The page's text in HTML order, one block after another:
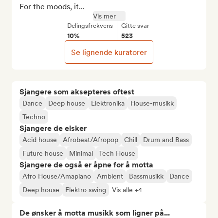
Sjangere som aksepteres oftest
Dance Deep house Elektronika
House-musikk
Techno
Sjangere de elsker
Acid house Afrobeat/Afropop Chill
Drum and Bass
Future house
Minimal Tech House
Sjangere de også er åpne for å motta
Afro House/Amapiano Ambient Bassmusikk
Dance
Deep house
Elektro swing Vis alle +4
De ønsker å motta musikk som ligner på...
For the moods, it...
Vis mer
Delingsfrekvens
10%
Gitte svar
523
Se lignende kuratorer